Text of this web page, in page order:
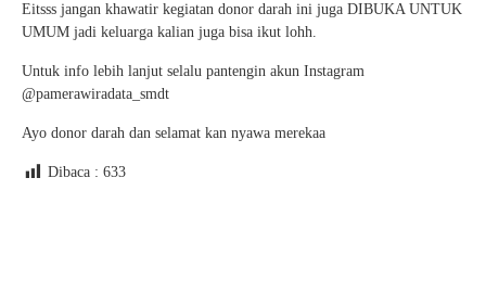
Eitsss jangan khawatir kegiatan donor darah ini juga DIBUKA UNTUK
UMUM jadi keluarga kalian juga bisa ikut lohh.
Untuk info lebih lanjut selalu pantengin akun Instagram
@pamerawiradata_smdt
Ayo donor darah dan selamat kan nyawa merekaa
Dibaca : 633